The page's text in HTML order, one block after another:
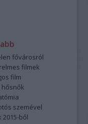
fővárosról
filmek
film
hősnők
szemével
ből